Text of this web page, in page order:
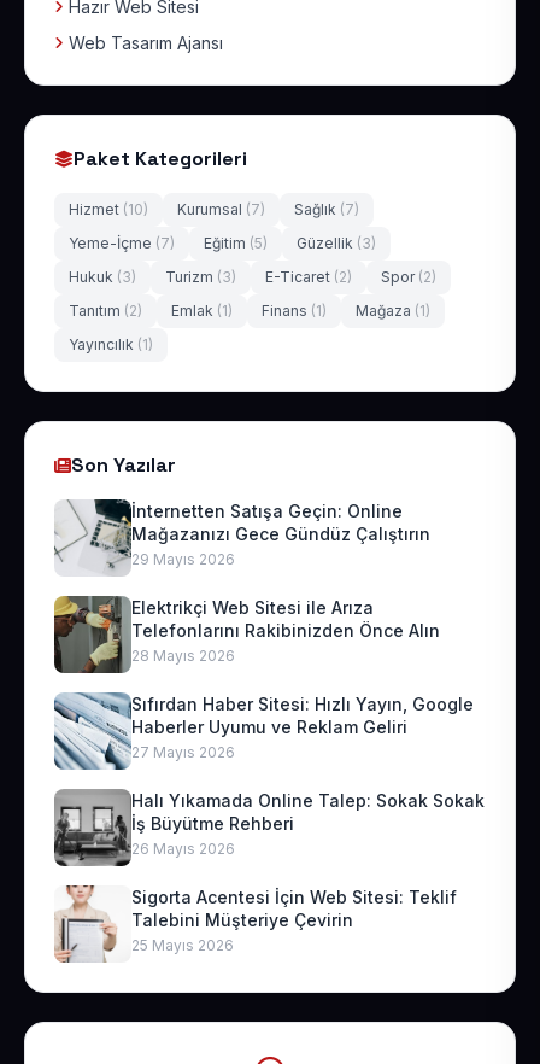
Hazır Web Sitesi
Web Tasarım Ajansı
Paket Kategorileri
Hizmet (10) Kurumsal (7) Sağlık (7)
Yeme-İçme (7) Eğitim (5) Güzellik (3)
Hukuk (3) Turizm (3) E-Ticaret (2) Spor (2)
Tanıtım (2) Emlak (1) Finans (1) Mağaza (1)
Yayıncılık (1)
Son Yazılar
İnternetten Satışa Geçin: Online
Mağazanızı Gece Gündüz Çalıştırın
29 Mayıs 2026
Elektrikçi Web Sitesi ile Arıza
Telefonlarını Rakibinizden Önce Alın
28 Mayıs 2026
Sıfırdan Haber Sitesi: Hızlı Yayın, Google
Haberler Uyumu ve Reklam Geliri
27 Mayıs 2026
Halı Yıkamada Online Talep: Sokak Sokak
İş Büyütme Rehberi
26 Mayıs 2026
Sigorta Acentesi İçin Web Sitesi: Teklif
Talebini Müşteriye Çevirin
25 Mayıs 2026